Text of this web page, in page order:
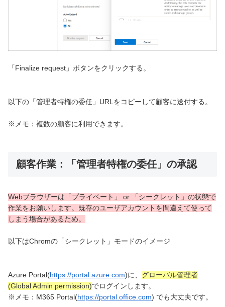
「Finalize request」ボタンをクリックする。
以下の「管理者特権の委任」URLをコピーして顧客に送付する。
※メモ：複数の顧客に利用できます。
顧客作業：「管理者特権の委任」の承認
Webブラウザーは「プライベート」 or 「シークレット」の状態で
作業をお願いします。既存のユーザアカウントを間違えて使って
しまう場合があるため。
以下はChromの「シークレット」モードのイメージ
Azure Portal(https://portal.azure.com)に、 グローバル管理者
(Global Admin permission)でログインします。
※メモ：M365 Portal(https://portal.office.com) でも大丈夫です。